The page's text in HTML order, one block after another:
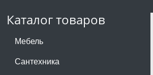
Каталог товаров
Мебель
Сантехника